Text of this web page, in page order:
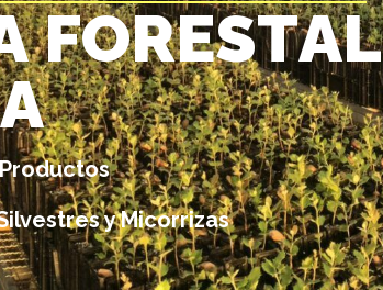
FORESTAL
A
y Micorrizas